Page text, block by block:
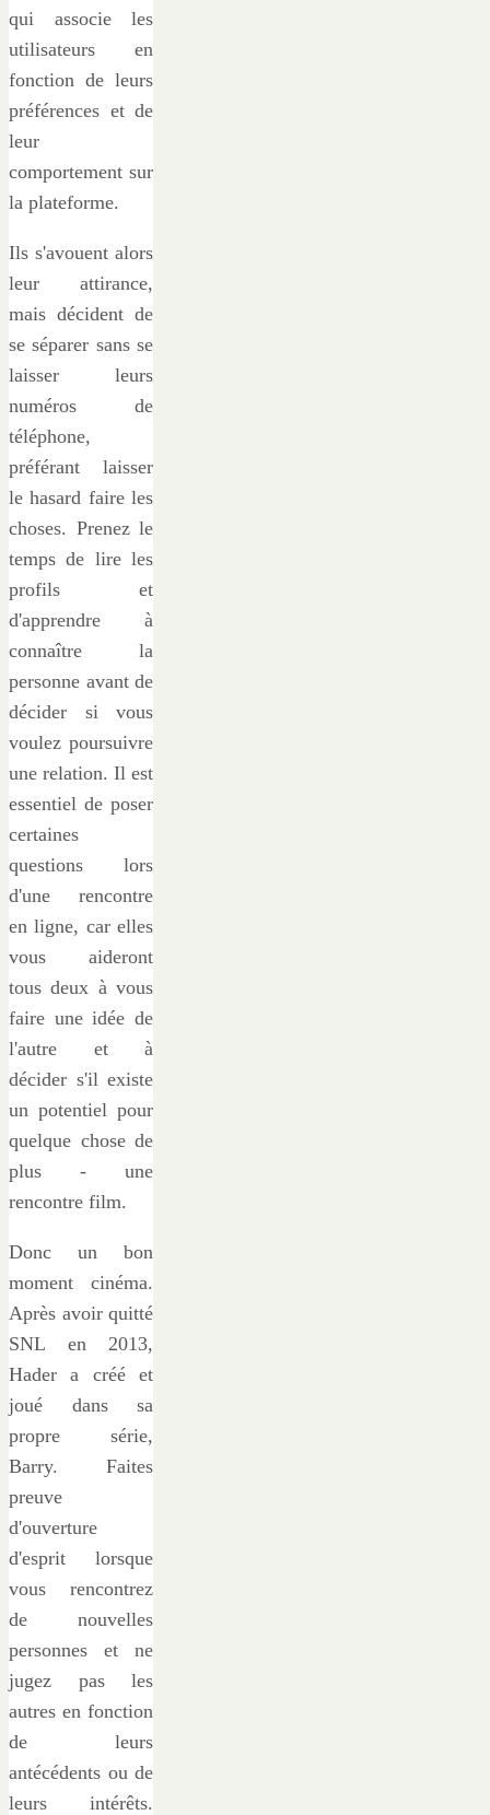
qui associe les
utilisateurs en
fonction de leurs
préférences et de
leur
comportement sur
la plateforme.
Ils s'avouent alors
leur attirance,
mais décident de
se séparer sans se
laisser leurs
numéros de
téléphone,
préférant laisser
le hasard faire les
choses. Prenez le
temps de lire les
profils et
d'apprendre à
connaître la
personne avant de
décider si vous
voulez poursuivre
une relation. Il est
essentiel de poser
certaines
questions lors
d'une rencontre
en ligne, car elles
vous aideront
tous deux à vous
faire une idée de
l'autre et à
décider s'il existe
un potentiel pour
quelque chose de
plus - une
rencontre film.
Donc un bon
moment cinéma.
Après avoir quitté
SNL en 2013,
Hader a créé et
joué dans sa
propre série,
Barry. Faites
preuve
d'ouverture
d'esprit lorsque
vous rencontrez
de nouvelles
personnes et ne
jugez pas les
autres en fonction
de leurs
antécédents ou de
leurs intérêts.